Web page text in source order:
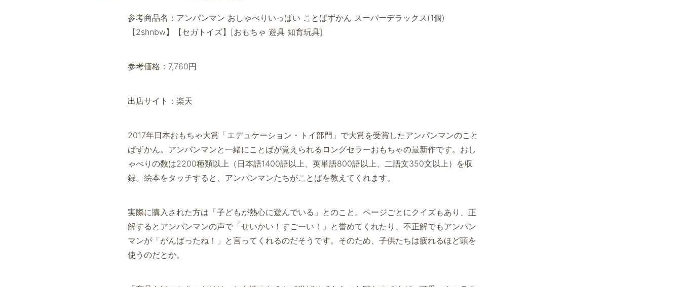
参考商品名：アンパンマン おしゃべりいっぱい ことばずかん スーパーデラックス(1個)
【2shnbw】【セガトイズ】[おもちゃ 遊具 知育玩具]
参考価格：7,760円
出店サイト：楽天
2017年日本おもちゃ大賞「エデュケーション・トイ部門」で大賞を受賞したアンパンマンのこと
ばずかん。アンパンマンと一緒にことばが覚えられるロングセラーおもちゃの最新作です。おし
ゃべりの数は2200種類以上（日本語1400語以上、英単語800語以上、二語文350文以上）を収
録。絵本をタッチすると、アンパンマンたちがことばを教えてくれます。
実際に購入された方は「子どもが熱心に遊んでいる」とのこと。ページごとにクイズもあり、正
解するとアンパンマンの声で「せいかい！すごーい！」と誉めてくれたり、不正解でもアンパン
マンが「がんばったね！」と言ってくれるのだそうです。そのため、子供たちは疲れるほど頭を
使うのだとか。